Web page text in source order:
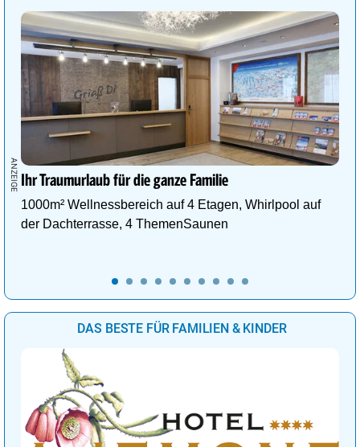
Ihr Traumurlaub für die ganze Familie
1000m² Wellnessbereich auf 4 Etagen, Whirlpool auf
der Dachterrasse, 4 ThemenSaunen
DAS BESTE FÜR FAMILIEN & KINDER